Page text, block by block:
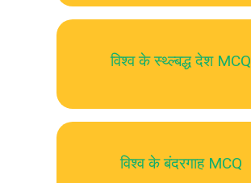
विश्व के स्थ्ल्बद्ध देश MCQ
विश्व के बंदरगाह MCQ